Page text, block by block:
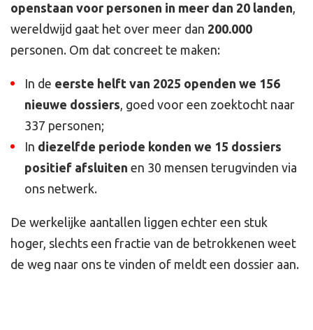
openstaan voor personen in meer dan 20 landen,
wereldwijd gaat het over meer dan 200.000
personen. Om dat concreet te maken:
In de eerste helft van 2025 openden we 156
nieuwe dossiers, goed voor een zoektocht naar
337 personen;
In diezelfde periode konden we 15 dossiers
positief afsluiten en 30 mensen terugvinden via
ons netwerk.
De werkelijke aantallen liggen echter een stuk
hoger, slechts een fractie van de betrokkenen weet
de weg naar ons te vinden of meldt een dossier aan.